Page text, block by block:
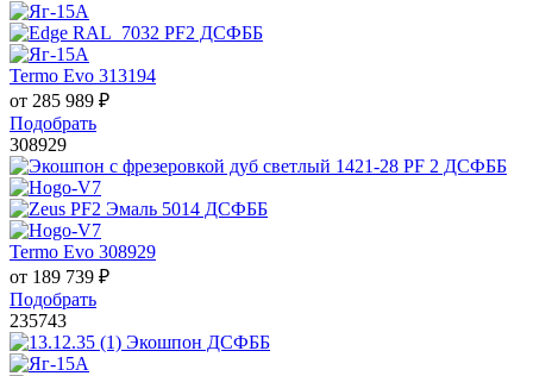
Termo Evo 313194
от 285 989 ₽
Подобрать
308929
Termo Evo 308929
от 189 739 ₽
Подобрать
235743